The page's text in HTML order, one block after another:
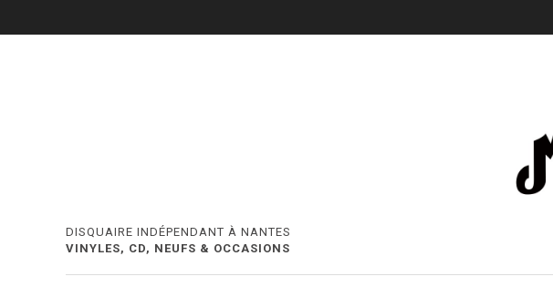
DISQUAIRE INDÉPENDANT À NANTES
VINYLES, CD, NEUFS & OCCASIONS